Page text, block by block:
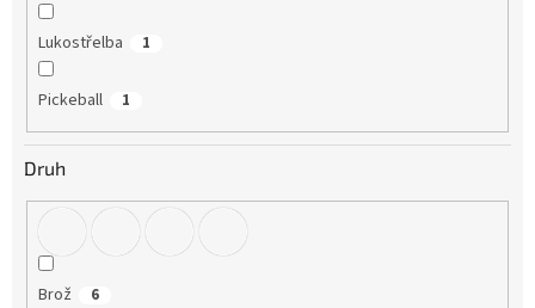
Lukostřelba 1
Pickeball 1
Druh
Brož 6